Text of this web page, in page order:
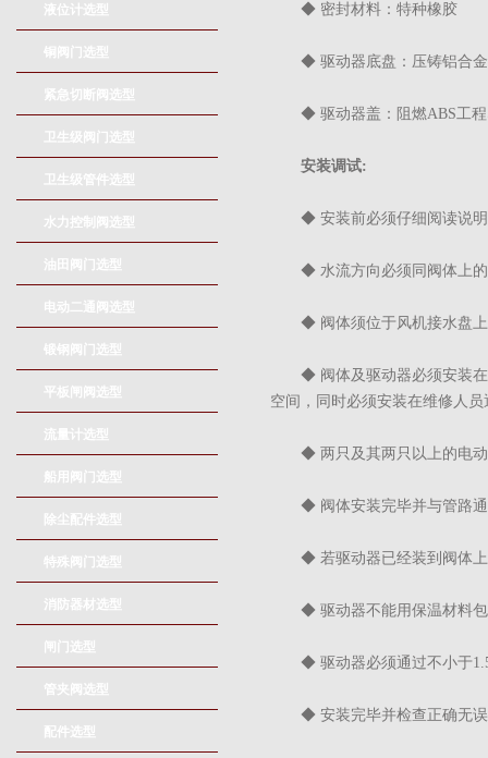
液位计选型
铜阀门选型
紧急切断阀选型
卫生级阀门选型
卫生级管件选型
水力控制阀选型
油田阀门选型
电动二通阀选型
锻钢阀门选型
平板闸阀选型
流量计选型
船用阀门选型
除尘配件选型
特殊阀门选型
消防器材选型
闸门选型
管夹阀选型
配件选型
◆ 密封材料：特种橡胶
◆ 驱动器底盘：压铸铝合金
◆ 驱动器盖：阻燃ABS工
安装调试:
◆ 安装前必须仔细阅读说
◆ 水流方向必须同阀体上
◆ 阀体须位于风机接水盘
◆ 阀体及驱动器必须安装
空间，同时必须安装在维修人
◆ 两只及其两只以上的电
◆ 阀体安装完毕并与管路
◆ 若驱动器已经装到阀体
◆ 驱动器不能用保温材料
◆ 驱动器必须通过不小于
◆ 安装完毕并检查正确无